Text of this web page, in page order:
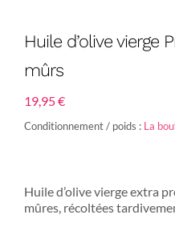
Huile d’olive vierge
mûrs
19,95€
Conditionnement / poids : La
Huile d’olive vierge extra
mûres, récoltées